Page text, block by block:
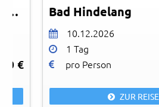
Rottweil - Titisee - Ravennaschlucht
€
Bad Hindelang
10.12.2026
1 Tag
pro Person
ZUR REISE